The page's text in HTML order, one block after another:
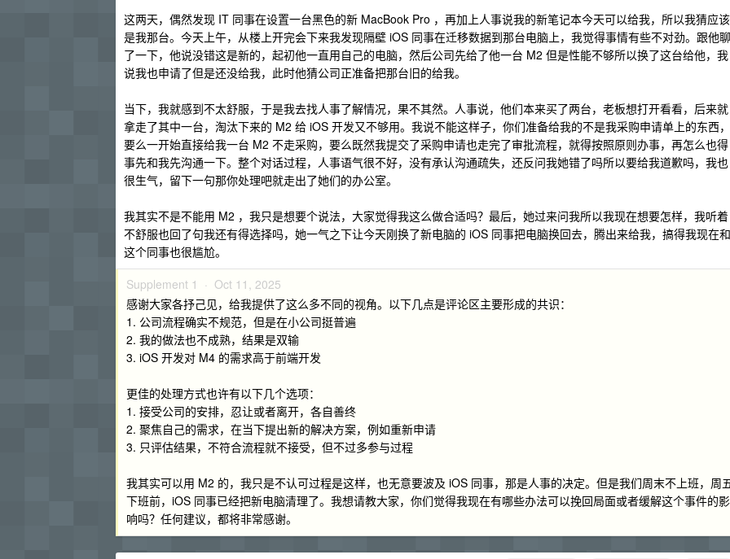
这两天，偶然发现 IT 同事在设置一台黑色的新 MacBook Pro ，再加上人事说我的新笔记本今天可以给我，所以我猜应该
是我那台。今天上午，从楼上开完会下来我发现隔壁 iOS 同事在迁移数据到那台电脑上，我觉得事情有些不对劲。跟他聊
了一下，他说没错这是新的，起初他一直用自己的电脑，然后公司先给了他一台 M2 但是性能不够所以换了这台给他，我
说我也申请了但是还没给我，此时他猜公司正准备把那台旧的给我。
当下，我就感到不太舒服，于是我去找人事了解情况，果不其然。人事说，他们本来买了两台，老板想打开看看，后来就
拿走了其中一台，淘汰下来的 M2 给 iOS 开发又不够用。我说不能这样子，你们准备给我的不是我采购申请单上的东西，
要么一开始直接给我一台 M2 不走采购，要么既然我提交了采购申请也走完了审批流程，就得按照原则办事，再怎么也得
事先和我先沟通一下。整个对话过程，人事语气很不好，没有承认沟通疏失，还反问我她错了吗所以要给我道歉吗，我也
很生气，留下一句那你处理吧就走出了她们的办公室。
我其实不是不能用 M2 ，我只是想要个说法，大家觉得我这么做合适吗？最后，她过来问我所以我现在想要怎样，我听着
不舒服也回了句我还有得选择吗，她一气之下让今天刚换了新电脑的 iOS 同事把电脑换回去，腾出来给我，搞得我现在和
这个同事也很尴尬。
Supplement 1 · Oct 11, 2025
感谢大家各抒己见，给我提供了这么多不同的视角。以下几点是评论区主要形成的共识：
1. 公司流程确实不规范，但是在小公司挺普遍
2. 我的做法也不成熟，结果是双输
3. iOS 开发对 M4 的需求高于前端开发
更佳的处理方式也许有以下几个选项：
1. 接受公司的安排，忍让或者离开，各自善终
2. 聚焦自己的需求，在当下提出新的解决方案，例如重新申请
3. 只评估结果，不符合流程就不接受，但不过多参与过程
我其实可以用 M2 的，我只是不认可过程是这样，也无意要波及 iOS 同事，那是人事的决定。但是我们周末不上班，周
下班前，iOS 同事已经把新电脑清理了。我想请教大家，你们觉得我现在有哪些办法可以挽回局面或者缓解这个事件的影
响吗？任何建议，都将非常感谢。